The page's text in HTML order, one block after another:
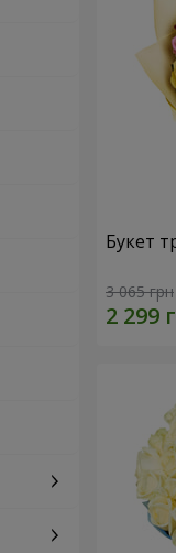
Букет
3 065 грн